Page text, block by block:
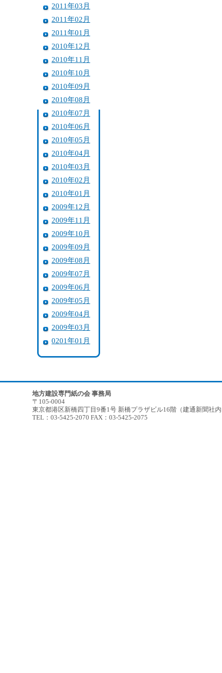
2011年03月
2011年02月
2011年01月
2010年12月
2010年11月
2010年10月
2010年09月
2010年08月
2010年07月
2010年06月
2010年05月
2010年04月
2010年03月
2010年02月
2010年01月
2009年12月
2009年11月
2009年10月
2009年09月
2009年08月
2009年07月
2009年06月
2009年05月
2009年04月
2009年03月
0201年01月
地方建設専門紙の会 事務局
〒105-0004
東京都港区新橋四丁目9番1号 新橋プラザビル16階（建通新聞社
TEL：03-5425-2070 FAX：03-5425-2075